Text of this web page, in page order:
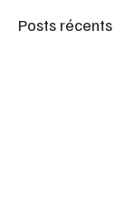
Posts récents